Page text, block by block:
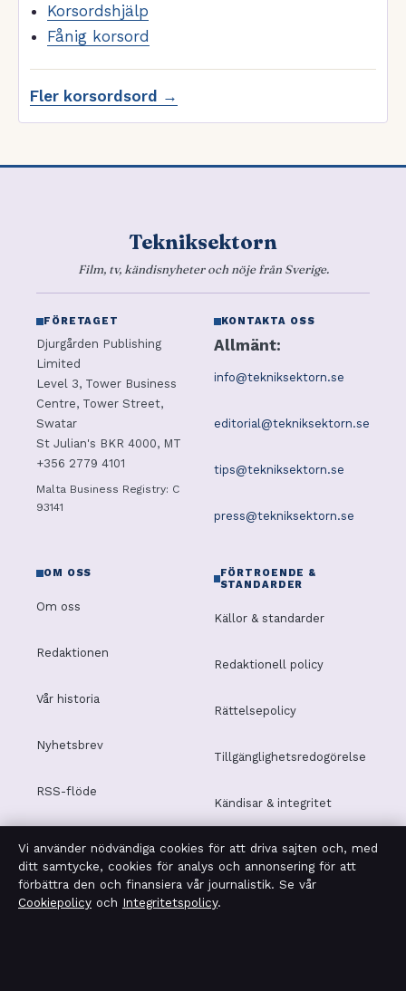
Korsordshjälp
Fånig korsord
Fler korsordsord →
Tekniksektorn
Film, tv, kändisnyheter och nöje från Sverige.
FÖRETAGET
Djurgården Publishing
Limited
Level 3, Tower Business
Centre, Tower Street,
Swatar
St Julian's BKR 4000, MT
+356 2779 4101
Malta Business Registry: C
93141
KONTAKTA OSS
Allmänt:
info@tekniksektorn.se
editorial@tekniksektorn.se
tips@tekniksektorn.se
press@tekniksektorn.se
OM OSS
Om oss
Redaktionen
Vår historia
Nyhetsbrev
RSS-flöde
FÖRTROENDE &
STANDARDER
Källor & standarder
Redaktionell policy
Rättelsepolicy
Tillgänglighetsredogörelse
Kändisar & integritet
Integritetspolicy
Vi använder nödvändiga cookies för att driva sajten och, med
ditt samtycke, cookies för analys och annonsering för att
förbättra den och finansiera vår journalistik. Se vår
Cookiepolicy och Integritetspolicy.